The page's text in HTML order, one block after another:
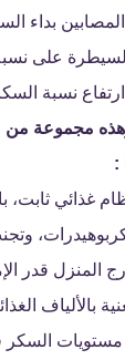
بداء
من النوع 1 أو 2 السيطرة على
نسبة
مجموعة من
:
غذائي ثابت،
المنزل قدر
بالألياف
مستويات